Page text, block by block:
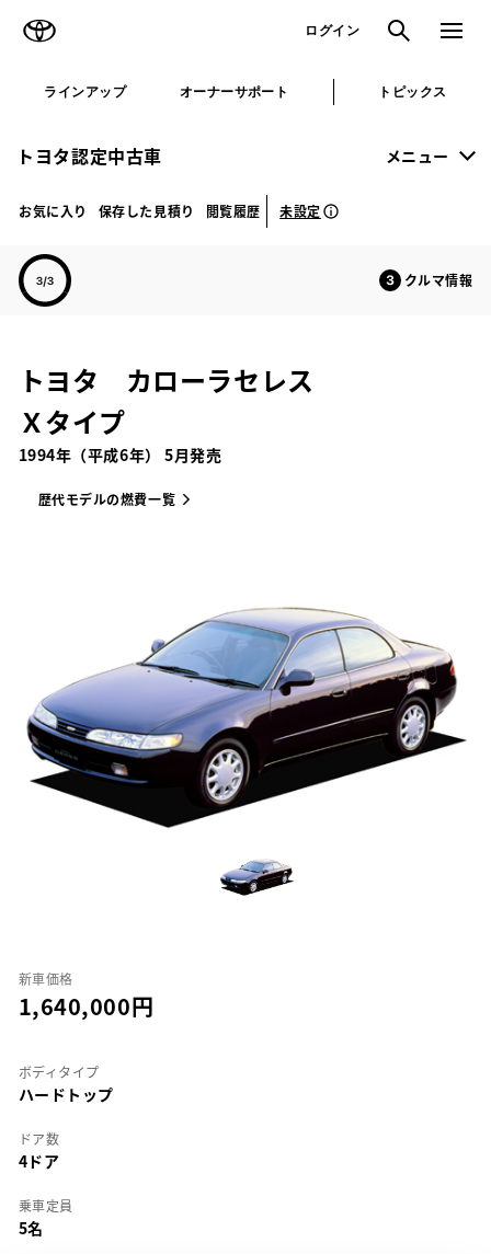
ログイン 検索 メニュ
ラインアップ オーナーサポート トピックス
トヨタ認定中古車 メニュー
お気に入り 保存した見積り 閲覧履歴 未設定
クルマ情報
トヨタ カローラセレス
Ｘタイプ
1994年（平成6年） 5月発売
歴代モデルの燃費一覧
新車価格
1,640,000
ボディタイプ
ハードトップ
ドア数
4ドア
乗車定員
5名